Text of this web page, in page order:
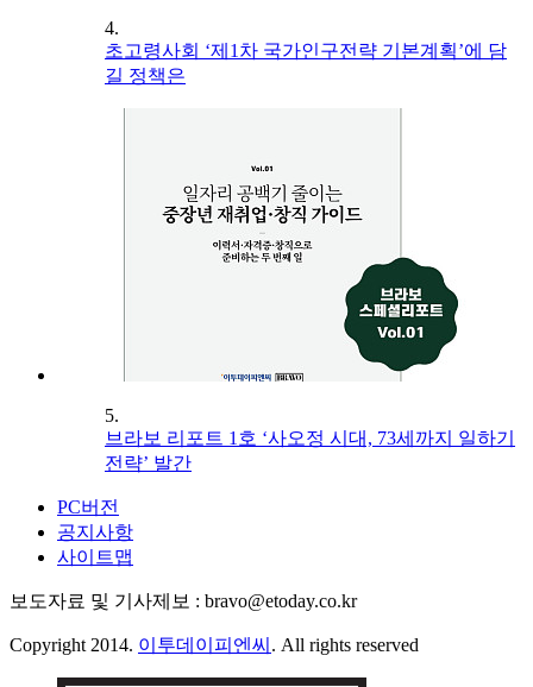
4.
초고령사회 ‘제1차 국가인구전략 기본계획’에 담
길 정책은
5.
브라보 리포트 1호 ‘사오정 시대, 73세까지 일하기
전략’ 발간
PC버전
공지사항
사이트맵
보도자료 및 기사제보 : bravo@etoday.co.kr
Copyright 2014. 이투데이피엔씨 . All rights reserved